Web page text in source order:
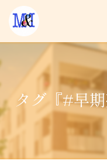
タグ『#早